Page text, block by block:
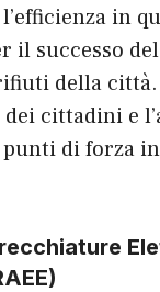
in
il successo
della
cittadini e
di forza